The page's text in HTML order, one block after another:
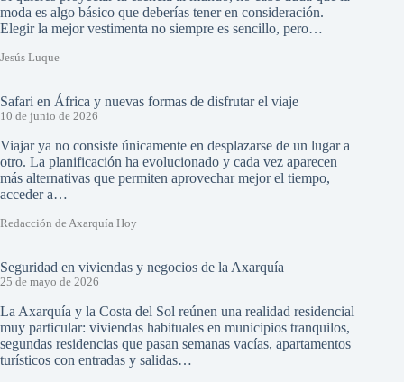
moda es algo básico que deberías tener en consideración.
Elegir la mejor vestimenta no siempre es sencillo, pero…
Jesús Luque
Safari en África y nuevas formas de disfrutar el viaje
10 de junio de 2026
Viajar ya no consiste únicamente en desplazarse de un lugar a
otro. La planificación ha evolucionado y cada vez aparecen
más alternativas que permiten aprovechar mejor el tiempo,
acceder a…
Redacción de Axarquía Hoy
Seguridad en viviendas y negocios de la Axarquía
25 de mayo de 2026
La Axarquía y la Costa del Sol reúnen una realidad residencial
muy particular: viviendas habituales en municipios tranquilos,
segundas residencias que pasan semanas vacías, apartamentos
turísticos con entradas y salidas…